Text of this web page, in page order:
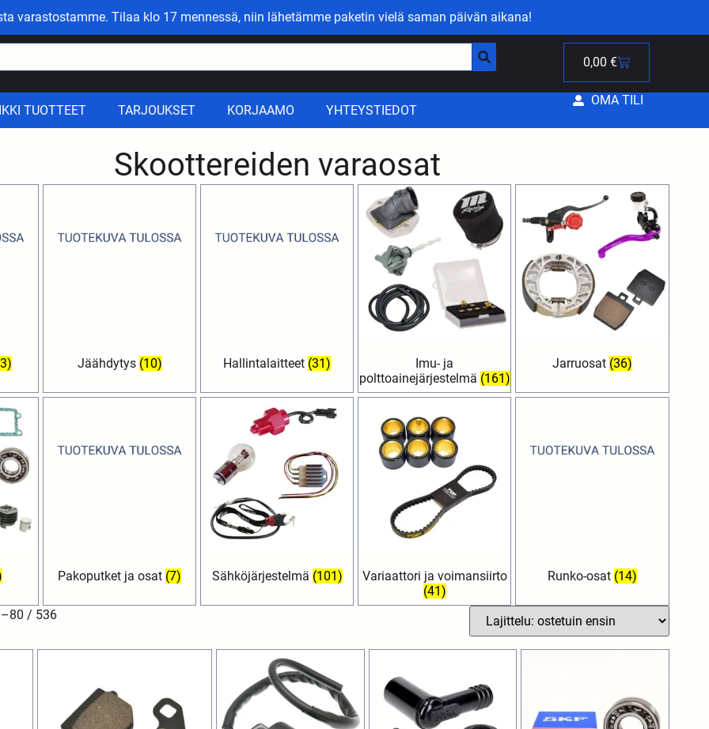
varastostamme. Tilaa klo 17 mennessä, niin lähetämme paketin vielä saman päivän aikana!
0,00 €
TUOTTEET TARJOUKSET KORJAAMO YHTEYSTIEDOT
OMA TILI
Skoottereiden varaosat
Jäähdytys (10) Hallintalaitteet (31)
Imu- ja
polttoainejärjestelmä (161)
Jarruosat (36)
Pakoputket ja osat (7) Sähköjärjestelmä (101)
Variaattori ja voimansiirto
(41)
Runko-osat (14)
/ 536